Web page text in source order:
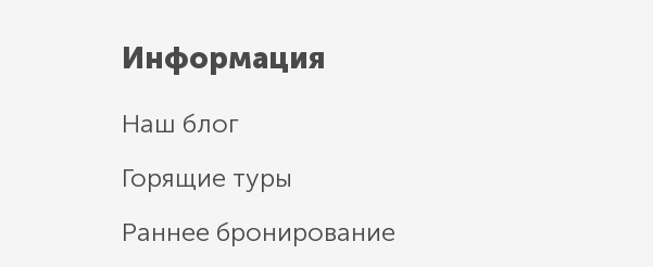
Информация
Наш блог
Горящие туры
Раннее бронирование